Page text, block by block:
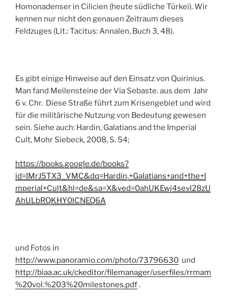
Homonadenser in Cilicien (heute südliche Türkei). Wir
kennen nur nicht den genauen Zeitraum dieses
Feldzuges (Lit.: Tacitus: Annalen, Buch 3, 48).
Es gibt einige Hinweise auf den Einsatz von Quirinius.
Man fand Meilensteine der Via Sebaste. aus dem Jahr
6 v. Chr. Diese Straße führt zum Krisengebiet und wird
für die militärische Nutzung von Bedeutung gewesen
sein. Siehe auch: Hardin, Galatians and the Imperial
Cult, Mohr Siebeck, 2008, S. 54;
https://books.google.de/books?
id=IMrJ5TX3_VMC&dq=Hardin,+Galatians+and+the+I
mperial+Cult&hl=de&sa=X&ved=0ahUKEwj4sevl28zU
AhULbRQKHY0lCNEQ6A
und Fotos in
http://www.panoramio.com/photo/73796630 und
http://biaa.ac.uk/ckeditor/filemanager/userfiles/rrmam
%20vol.%203%20milestones.pdf.